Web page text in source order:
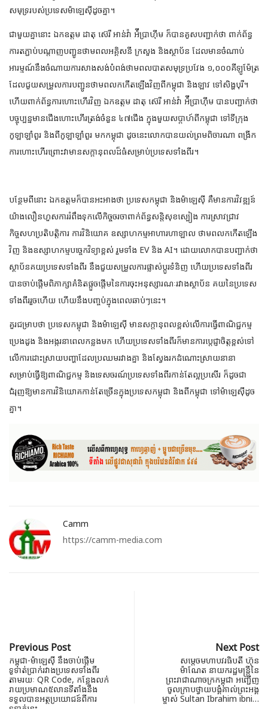
សមុទ្ររបស់ប្រទេសម៉ាឡេស៊ីដូចគ្នា។
ជាមួយគ្នានោះ ឯកឧត្តម ដាតុ ស៊េរី អាន់វ៉ា អ៉ីប្រាហ៊ីម ក៏បានគូសបញ្ជាក់ថា ពាក់ព័ន្ធ
ការតភ្ជាប់បណ្តាញបញ្ជូនថាមពលអគ្គិសនី ក្រសួង និងស្ថាប័ន ដែលមានចំណាប់
អារម្មណ៍នឹងចំណាយការសាងសង់បំពង់ថាមពលបាតសមុទ្រប្រវែង ១,០០០គីឡូម៉ែត្រ
ដែលជួយសម្រួលការបញ្ជូនថាមពលកកើតឡើងវិញពីកម្ពុជា និងឡាវ ទៅសិង្ហបុរី។
ហើយពាក់ព័ន្ធការហោះហើរវិញ ឯកឧត្តម ដាតុ ស៊េរី អាន់វ៉ា អ៉ីប្រាហ៊ីម បានបញ្ជាក់ថា
បច្ចុប្បន្នមានជើងហោះហើរត្រង់ចំនួន ៤៧ជើង ក្នុងមួយសប្តាហ៍ពីកម្ពុជា ទៅទីក្រុង
កូឡាឡាំពួរ និងពីកូឡាឡាំពួរ មកកម្ពុជា ដូចនេះលោកបានយល់ព្រមពិចារណា ពង្រីក
ការហោះហើរព្រោះវាមានសក្តានុពលដ៏ធំសម្រាប់ប្រទេសទាំងពីរ។
បន្ថែមពីនោះ ឯកឧត្តមក៏បានអះអាងថា ប្រទេសកម្ពុជា និងម៉ាឡេស៊ី គឺមានការវិវឌ្ឍន៍
យ៉ាងលឿនហួសការរំពឹងទុកលើកិច្ចចរចាពាក់ព័ន្ធសន្តិសុខស្បៀង ការស្រាវជ្រាវ
កិច្ចសហប្រតិបត្តិការ ការវិនិយោគ ឧស្សាហកម្មអាហារហាឡាល ថាមពលកកើតឡើង
វិញ និងឧស្សាហកម្មបច្ចេកវិទ្យាខ្ពស់ រួមទាំង EV និង AI។ ដោយលោកបានបញ្ជាក់ថា
ស្ថាប័នគយប្រទេសទាំងពីរ នឹងជួយសម្រួលការផ្លាស់ប្តូរទំនិញ ហើយប្រទេសទាំងពីរ
បានចាប់ផ្តើមពិភាក្សាគំនិតផ្តួចផ្តើមនៃការចុះអនុស្សារណៈរវាងស្ថាប័ន គយនៃប្រទេស
ទាំងពីររួចហើយ ហើយនឹងបញ្ចប់ក្នុងពេលឆាប់ៗនេះ។
គួរជម្រាបថា ប្រទេសកម្ពុជា និងម៉ាឡេស៊ី មានសក្ដានុពលខ្ពស់លើការធ្វើពាណិជ្ជកម្ម
ប្រេងដូង និងអង្ករនាពេលកន្លងមក ហើយប្រទេសទាំងពីរក៏មានការប្តេជ្ញាចិត្តខ្ពស់ទៅ
លើការដោះស្រាយបញ្ហាដែលប្រឈមរវាងគ្នា និងស្វែងរកដំណោះស្រាយនានា
សម្រាប់ធ្វើឱ្យពាណិជ្ជកម្ម និងទេសចរណ៍ប្រទេសទាំងពីរកាន់តែល្អប្រសើរ ក៏ដូចជា
ជំរុញឱ្យមានការវិនិយោគកាន់តែច្រើនក្នុងប្រទេសកម្ពុជា និងពីកម្ពុជា ទៅម៉ាឡេស៊ីដូច
គ្នា។
Camm
https://camm-media.com
Previous Post
កម្ពុជា-ម៉ាឡេស៊ី នឹងចាប់ផ្តើម
ទូទាត់ប្រាក់រវាងប្រទេសទាំងពីរ
តាមរយៈ QR Code, កន្លែងលក់
រាយប្រមាណ៥លានទីតាំងនឹង
ទទួលបានអត្ថប្រយោជន៍ពីការ
Next Post
សម្តេចមហាបវរធិបតី ហ៊ុន
ម៉ាណែត នាយករដ្ឋមន្ត្រីនៃ
ព្រះរាជាណាចក្រកម្ពុជា អញ្ជេីញ
ចូលក្រាបថ្វាយបង្គំគាល់ព្រះអង្គ
ម្ចាស់ Sultan Ibrahim ibni…